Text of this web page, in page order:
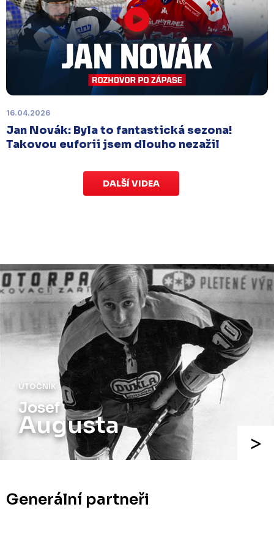
Náhradní termín 15. kola
Úterý 18. listopadu | Utkání 15. kola proti Ústí nad
Labem, které se mělo původně odehrát 15.
listopadu, bylo z důvodu marodky Slovanu
. Kluby se domluvily na náhradním
termínu, Bruslaři se s Ústím nad Labem utkají doma
v Kotlině ve středu 26. listopadu od 18:00.
16.04.2026
Jan Novák: Byla to fantastická sezona!
Takovou euforii jsem dlouho nezažil
DALŠÍ VIDEA
ÚTOČNÍK
Josef
Augusta
Generální partneři